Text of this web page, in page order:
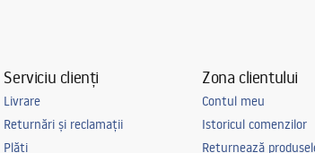
Serviciu clienți
Livrare
Returnări și reclamații
Plăți
Zona clientului
Contul meu
Istoricul comenzilor
Returnează